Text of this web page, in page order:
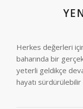
Herkes değerleri
baharında bir
yeterli geldikçe
hayatı sürdürülebilir